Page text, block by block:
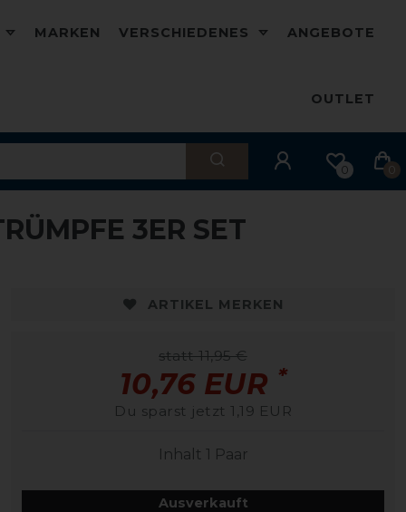
MARKEN VERSCHIEDENES ANGEBOTE
OUTLET
0 0
3ER SET
ARTIKEL MERKEN
statt 11,95 €
10,76 EUR *
Du sparst jetzt 1,19 EUR
Inhalt 1 Paar
Ausverkauft